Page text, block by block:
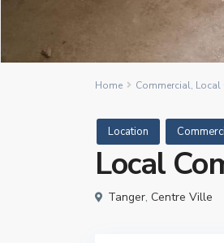
Home Commercial, Local
Location
Local
Tanger, Centre Ville